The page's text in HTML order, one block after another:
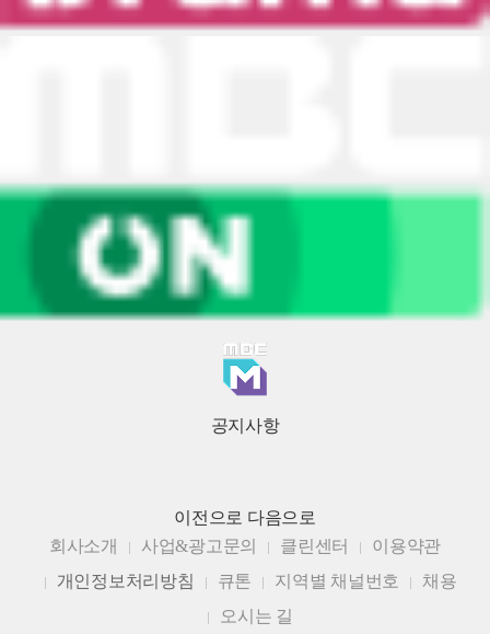
공지사항
이전으로 다음으로
회사소개
사업&광고문의 클린센터
이용약관
개인정보처리방침
큐톤 지역별 채널번호
채용
오시는 길